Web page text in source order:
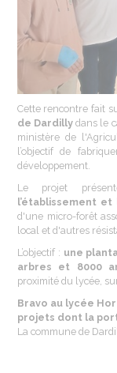
Cette rencontre fait
de Dardilly dans le
ministèrede
l’objectifde
développement.
Le projet
l’établissement et
d'une micro-forêt
local et d'autres
L’objectif: une
arbres et 8000
proximitédu lycée,
Bravo au lycée
projets dont la
La commune de